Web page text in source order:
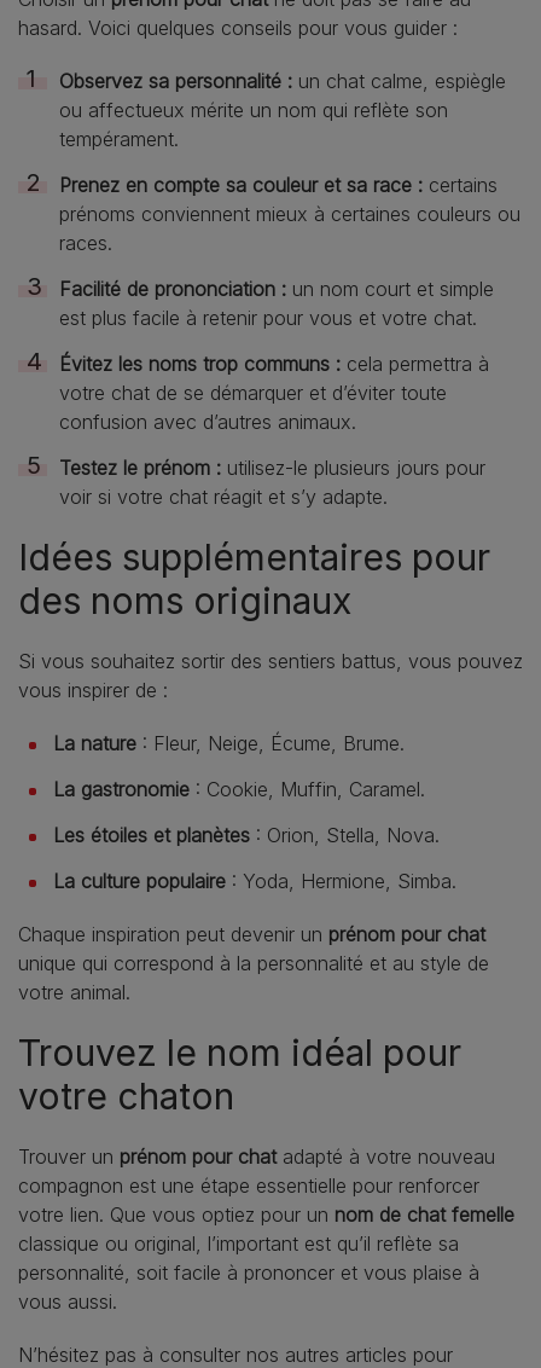
hasard. Voici quelques conseils pour vous guider :
Observez sa personnalité : un chat calme, espiègle
ou affectueux mérite un nom qui reflète son
tempérament.
Prenez en compte sa couleur et sa race : certains
prénoms conviennent mieux à certaines couleurs ou
races.
Facilité de prononciation : un nom court et simple
est plus facile à retenir pour vous et votre chat.
Évitez les noms trop communs : cela permettra à
votre chat de se démarquer et d’éviter toute
confusion avec d’autres animaux.
Testez le prénom : utilisez-le plusieurs jours pour
voir si votre chat réagit et s’y adapte.
Idées supplémentaires pour
des noms originaux
Si vous souhaitez sortir des sentiers battus, vous pouvez
vous inspirer de :
La nature : Fleur, Neige, Écume, Brume.
La gastronomie : Cookie, Muffin, Caramel.
Les étoiles et planètes : Orion, Stella, Nova.
La culture populaire : Yoda, Hermione, Simba.
Chaque inspiration peut devenir un prénom pour chat
unique qui correspond à la personnalité et au style de
votre animal.
Trouvez le nom idéal pour
votre chaton
Trouver un prénom pour chatadapté à votre nouveau
compagnon est une étape essentielle pour renforcer
votre lien. Que vous optiez pour un nom de chat femelle
classique ou original, l’important est qu’il reflète sa
personnalité, soit facile à prononcer et vous plaise à
vous aussi.
N’hésitez pas à consulter nos autres articles pour